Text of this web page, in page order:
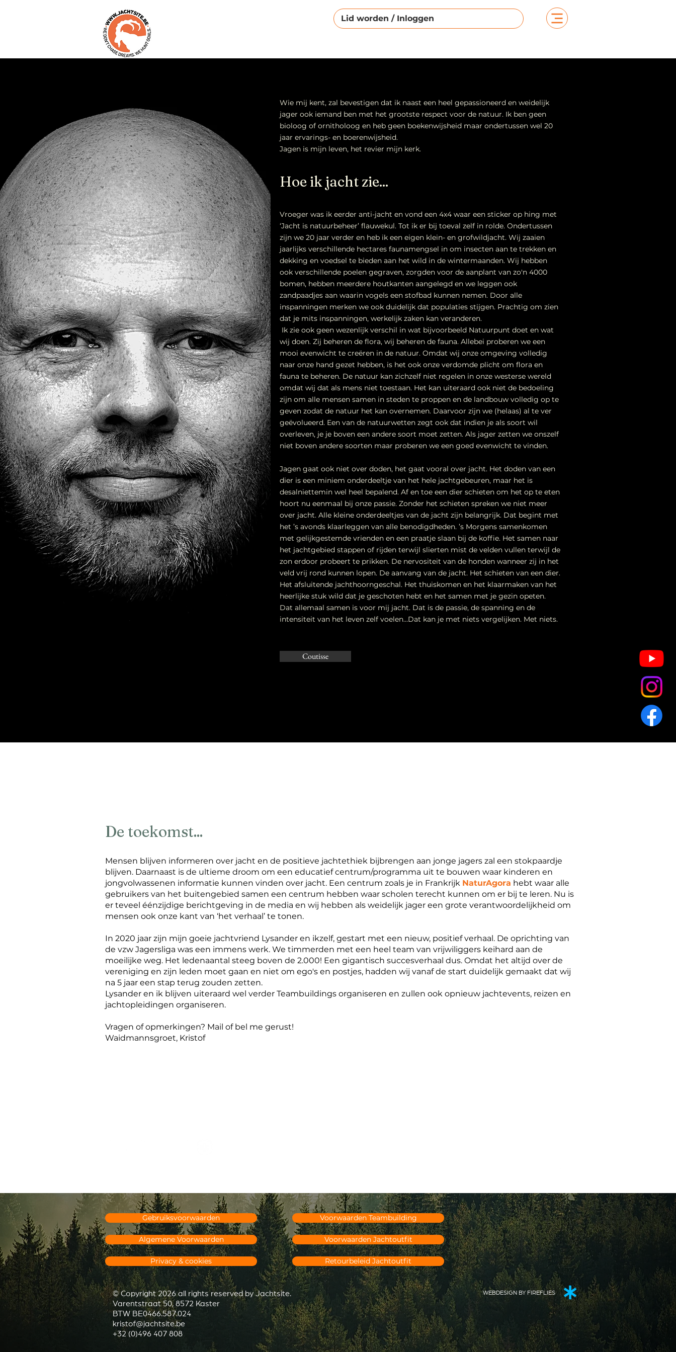
Lid worden / Inloggen
Wie mij kent, zal bevestigen dat ik naast een heel gepassioneerd en weidelijk
jager ook iemand ben met het grootste respect voor de natuur. Ik ben geen
bioloog of ornitholoog en heb geen boekenwijsheid maar ondertussen wel 20
jaar ervarings- en boerenwijsheid.
Jagen is mijn leven, het revier mijn kerk.
Hoe ik jacht zie...
Vroeger was ik eerder anti-jacht en vond een 4x4 waar een sticker op hing met
‘Jacht is natuurbeheer’ flauwekul. Tot ik er bij toeval zelf in rolde. Ondertussen
zijn we 20 jaar verder en heb ik een eigen klein- en grofwildjacht. Wij zaaien
jaarlijks verschillende hectares faunamengsel in om insecten aan te trekken en
dekking en voedsel te bieden aan het wild in de wintermaanden. Wij hebben
ook verschillende poelen gegraven, zorgden voor de aanplant van zo'n 4000
bomen, hebben meerdere houtkanten aangelegd en we leggen ook
zandpaadjes aan waarin vogels een stofbad kunnen nemen. Door alle
inspanningen merken we ook duidelijk dat populaties stijgen. Prachtig om zien
dat je mits inspanningen, werkelijk zaken kan veranderen.
Ik zie ook geen wezenlijk verschil in wat bijvoorbeeld Natuurpunt doet en wat
wij doen. Zij beheren de flora, wij beheren de fauna. Allebei proberen we een
mooi evenwicht te creëren in de natuur. Omdat wij onze omgeving volledig
naar onze hand gezet hebben, is het ook onze verdomde plicht om flora en
fauna te beheren. De natuur kan zichzelf niet regelen in onze westerse wereld
omdat wij dat als mens niet toestaan. Het kan uiteraard ook niet de bedoeling
zijn om alle mensen samen in steden te proppen en de landbouw volledig op te
geven zodat de natuur het kan overnemen. Daarvoor zijn we (helaas) al te ver
geëvolueerd. Een van de natuurwetten zegt ook dat indien je als soort wil
overleven, je je boven een andere soort moet zetten. Als jager zetten we onszelf
niet boven andere soorten maar proberen we een goed evenwicht te vinden.
Jagen gaat ook niet over doden, het gaat vooral over jacht. Het doden van een
dier is een miniem onderdeeltje van het hele jachtgebeuren, maar het is
desalniettemin wel heel bepalend. Af en toe een dier schieten om het op te eten
hoort nu eenmaal bij onze passie. Zonder het schieten spreken we niet meer
over jacht. Alle kleine onderdeeltjes van de jacht zijn belangrijk. Dat begint met
het ’s avonds klaarleggen van alle benodigdheden. ’s Morgens samenkomen
met gelijkgestemde vrienden en een praatje slaan bij de koffie. Het samen naar
het jachtgebied stappen of rijden terwijl slierten mist de velden vullen terwijl de
zon erdoor probeert te prikken. De nervositeit van de honden wanneer zij in het
veld vrij rond kunnen lopen. De aanvang van de jacht. Het schieten van een dier.
Het afsluitende jachthoorngeschal. Het thuiskomen en het klaarmaken van het
heerlijke stuk wild dat je geschoten hebt en het samen met je gezin opeten.
Dat allemaal samen is voor mij jacht. Dat is de passie, de spanning en de
intensiteit van het leven zelf voelen…Dat kan je met niets vergelijken. Met niets.
Coutisse
De toekomst...
Mensen blijven informeren over jacht en de positieve jachtethiek bijbrengen aan jonge jagers zal een stokpaardje
blijven. Daarnaast is de ultieme droom om een educatief centrum/programma uit te bouwen waar kinderen en
jongvolwassenen informatie kunnen vinden over jacht. Een centrum zoals je in Frankrijk NaturAgora hebt waar alle
gebruikers van het buitengebied samen een centrum hebben waar scholen terecht kunnen om er bij te leren. Nu is
er teveel éénzijdige berichtgeving in de media en wij hebben als weidelijk jager een grote verantwoordelijkheid om
mensen ook onze kant van ‘het verhaal’ te tonen.
In 2020 jaar zijn mijn goeie jachtvriend Lysander en ikzelf, gestart met een nieuw, positief verhaal. De oprichting van
de vzw Jagersliga was een immens werk. We timmerden met een heel team van vrijwiliggers keihard aan de
moeilijke weg. Het ledenaantal steeg boven de 2.000! Een gigantisch succesverhaal dus. Omdat het altijd over de
vereniging en zijn leden moet gaan en niet om ego's en postjes, hadden wij vanaf de start duidelijk gemaakt dat wij
na 5 jaar een stap terug zouden zetten.
Lysander en ik blijven uiteraard wel verder Teambuildings organiseren en zullen ook opnieuw jachtevents, reizen en
jachtopleidingen organiseren.
Vragen of opmerkingen? Mail of bel me gerust!
Waidmannsgroet, Kristof
Gebruiksvoorwaarden
Algemene Voorwaarden
Privacy & cookies
Voorwaarden Teambuilding
Voorwaarden Jachtoutfit
Retourbeleid Jachtoutfit
© Copyright 2026 all rights reserved by Jachtsite.
Varentstraat 50, 8572 Kaster
BTW BE0466.587.024
kristof@jachtsite.be
+32 (0)496 407 808
WEBDESIGN BY FIREFLIES